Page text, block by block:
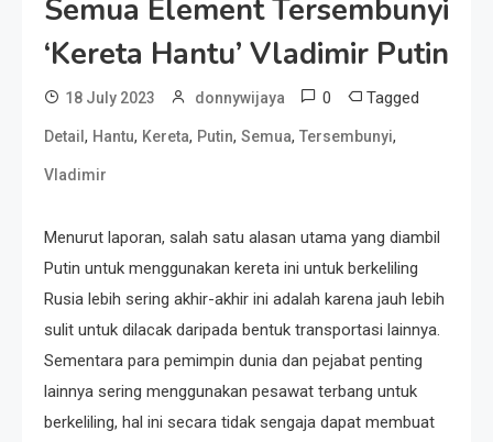
Semua Element Tersembunyi
‘Kereta Hantu’ Vladimir Putin
18 July 2023 donnywijaya 0 Tagged
Detail , Hantu, Kereta, Putin, Semua, Tersembunyi,
Vladimir
Menurut laporan, salah satu alasan utama yang diambil
Putin untuk menggunakan kereta ini untuk berkeliling
Rusia lebih sering akhir-akhir ini adalah karena jauh lebih
sulit untuk dilacak daripada bentuk transportasi lainnya.
Sementara para pemimpin dunia dan pejabat penting
lainnya sering menggunakan pesawat terbang untuk
berkeliling, hal ini secara tidak sengaja dapat membuat